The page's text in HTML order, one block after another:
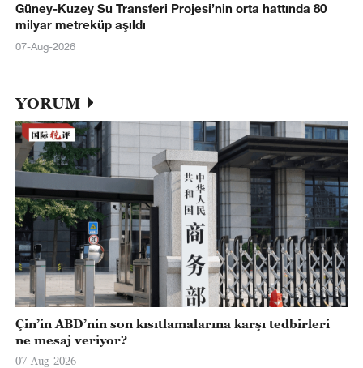
Güney-Kuzey Su Transferi Projesi’nin orta hattında 80
milyar metreküp aşıldı
07-Aug-2026
YORUM
Çin’in ABD’nin son kısıtlamalarına karşı tedbirleri
ne mesaj veriyor?
07-Aug-2026